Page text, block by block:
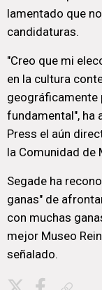
lamentado que
candidaturas.
"Creo que mi
en la cultura
geográficamente
fundamental", ha
Press el aún
la Comunidad de
Segade ha
ganas" de
con muchas
mejor Museo
señalado.